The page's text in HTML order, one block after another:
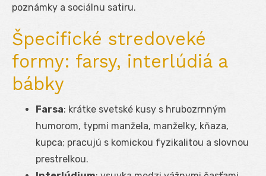
poznámky a sociálnu satiru.
Špecifické stredoveké
formy: farsy, interlúdiá a
bábky
Farsa: krátke svetské kusy s hrubozrnným
humorom, typmi manžela, manželky, kňaza,
kupca; pracujú s komickou fyzikalitou a slovnou
prestrelkou.